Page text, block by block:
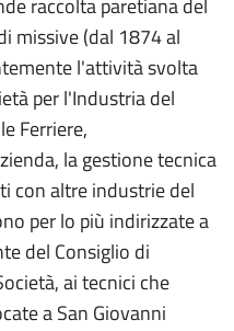
raccolta paretiana del
missive (dal 1874 al
l'attività svolta
per l'Industria del
Ferriere,
la gestione tecnica
con altre industrie del
per lo più indirizzate a
del Consiglio di
ai tecnici che
a San Giovanni